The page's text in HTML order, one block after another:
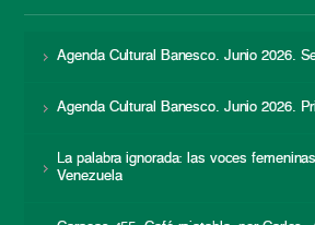
Agenda Cultural Banesco. Junio 2026.
Agenda Cultural Banesco. Junio 2026.
La palabra ignorada: las voces
Venezuela